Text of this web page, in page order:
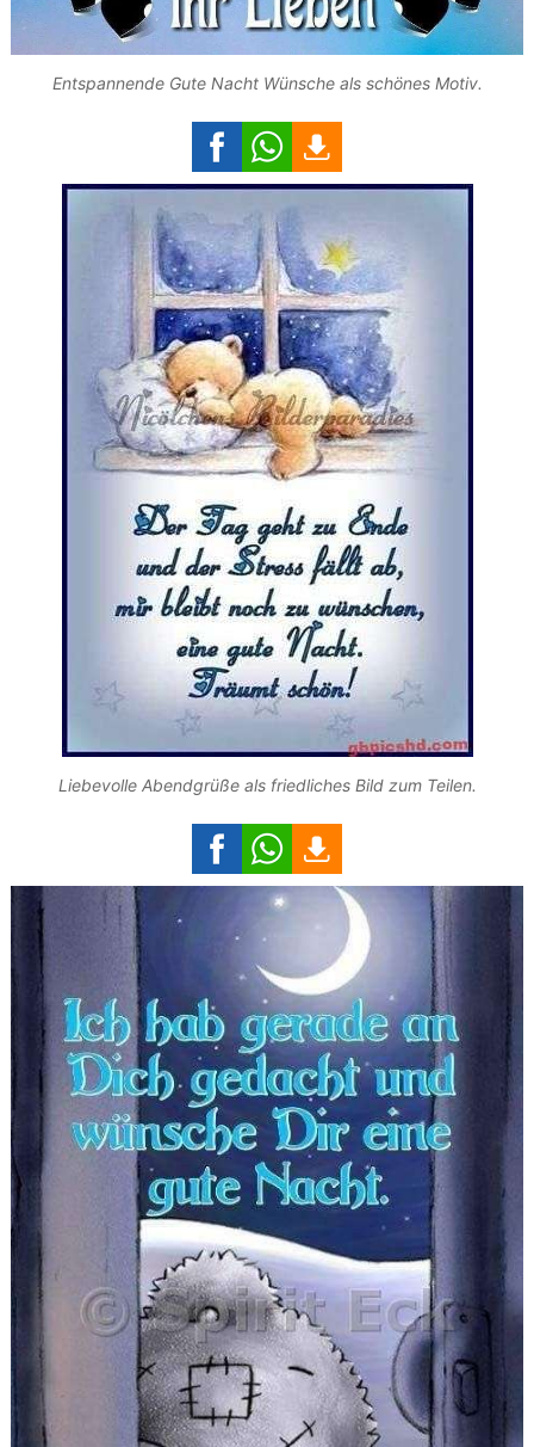
Entspannende Gute Nacht Wünsche als schönes Motiv.
Liebevolle Abendgrüße als friedliches Bild zum Teilen.